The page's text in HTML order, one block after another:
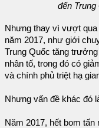
đến Trung
Nhưng thay vì vượt
năm 2017, như giới
Trung Quốc tăng
nhân tố, trong đó có
và chính phủ triệt hạ
Nhưng vấn đề khác đó
Năm 2017, hết bom